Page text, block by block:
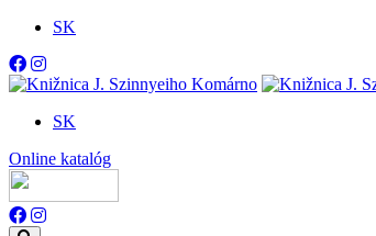
SK
SK
Online katalóg